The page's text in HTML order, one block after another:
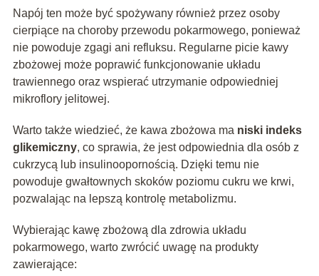
Napój ten może być spożywany również przez osoby
cierpiące na choroby przewodu pokarmowego, ponieważ
nie powoduje zgagi ani refluksu. Regularne picie kawy
zbożowej może poprawić funkcjonowanie układu
trawiennego oraz wspierać utrzymanie odpowiedniej
mikroflory jelitowej.
Warto także wiedzieć, że kawa zbożowa ma niski indeks
glikemiczny, co sprawia, że jest odpowiednia dla osób z
cukrzycą lub insulinoopornością. Dzięki temu nie
powoduje gwałtownych skoków poziomu cukru we krwi,
pozwalając na lepszą kontrolę metabolizmu.
Wybierając kawę zbożową dla zdrowia układu
pokarmowego, warto zwrócić uwagę na produkty
zawierające: